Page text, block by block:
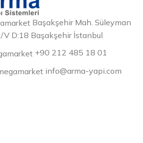
Başakşehir Mah. Süleyman
V D:18 Başakşehir İstanbul
+90 212 485 18 01
info@arma-yapi.com